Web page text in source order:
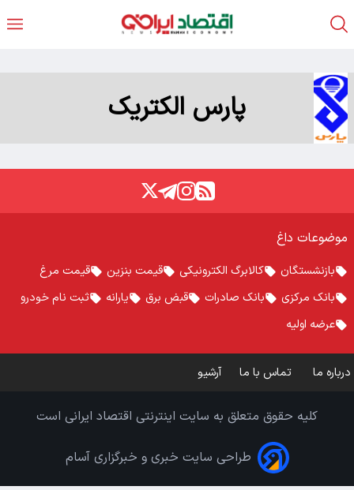
پارس الکتریک
موضوعات داغ
بازنشستگان کالابرگ الکترونیکی قیمت بنزین
قیمت مرغ
بانک مرکزی
بانک صادرات قبض برق یارانه
ثبت نام خودرو
عرضه اولیه
درباره ما تماس با ما آرشیو
کلیه حقوق متعلق به سایت اینترنتی اقتصاد ایرانی است
طراحی سایت خبری و خبرگزاری آسام